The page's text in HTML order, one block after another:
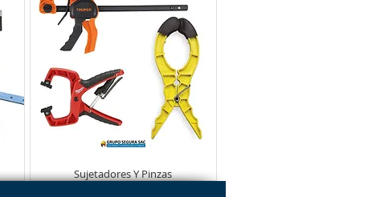
Sujetadores Y Pinzas